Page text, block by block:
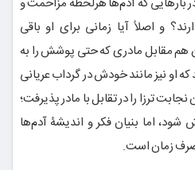
و اصلاً آیا زمانی برای او باقی
مقابل مادری که حتی پوشش را به
نیز مانند خودش در گرداب عریانی
ترزا را در تقابل با مادر پذیرفت؛
شود، اما بنیان فکر و اندیشۀ آدم‌ها
صرف زمان است.